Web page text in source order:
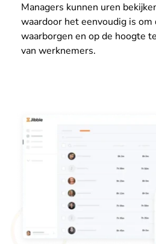
Managers kunnen uren
waardoor het eenvoudig is
waarborgen en op de hoogte
van werknemers.